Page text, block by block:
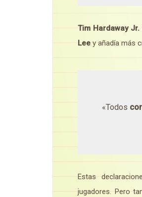
Tim Hardaway Jr.
Lee y añadía más
«Todos
Estas
jugadores. Pero